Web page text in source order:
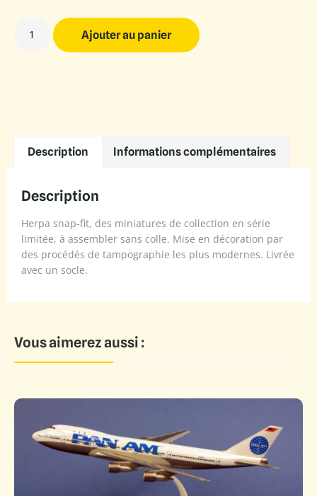
Ajouter au panier
Description Informations complémentaires
Description
Herpa snap-fit, des miniatures de collection en série
limitée, à assembler sans colle. Mise en décoration par
des procédés de tampographie les plus modernes. Livrée
avec un socle.
Vous aimerez aussi :